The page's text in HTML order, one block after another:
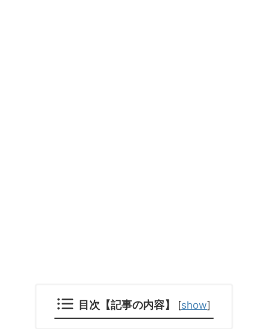
目次【記事の内容】 [show]